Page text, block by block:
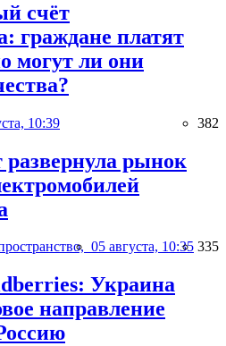
счёт
граждане платят
могут ли они
10:39 382
развернула рынок
05 августа, 10:35 335
Украина
направление